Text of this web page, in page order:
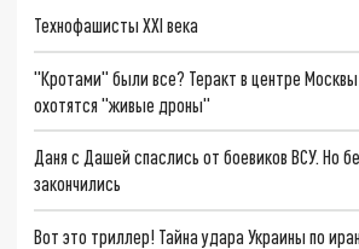
Технофашисты XXI века
"Кротами" были все? Теракт в центре
охотятся "живые дроны"
Даня с Дашей спаслись от боевиков ВСУ. Но
закончились
Вот это триллер! Тайна удара Украины по